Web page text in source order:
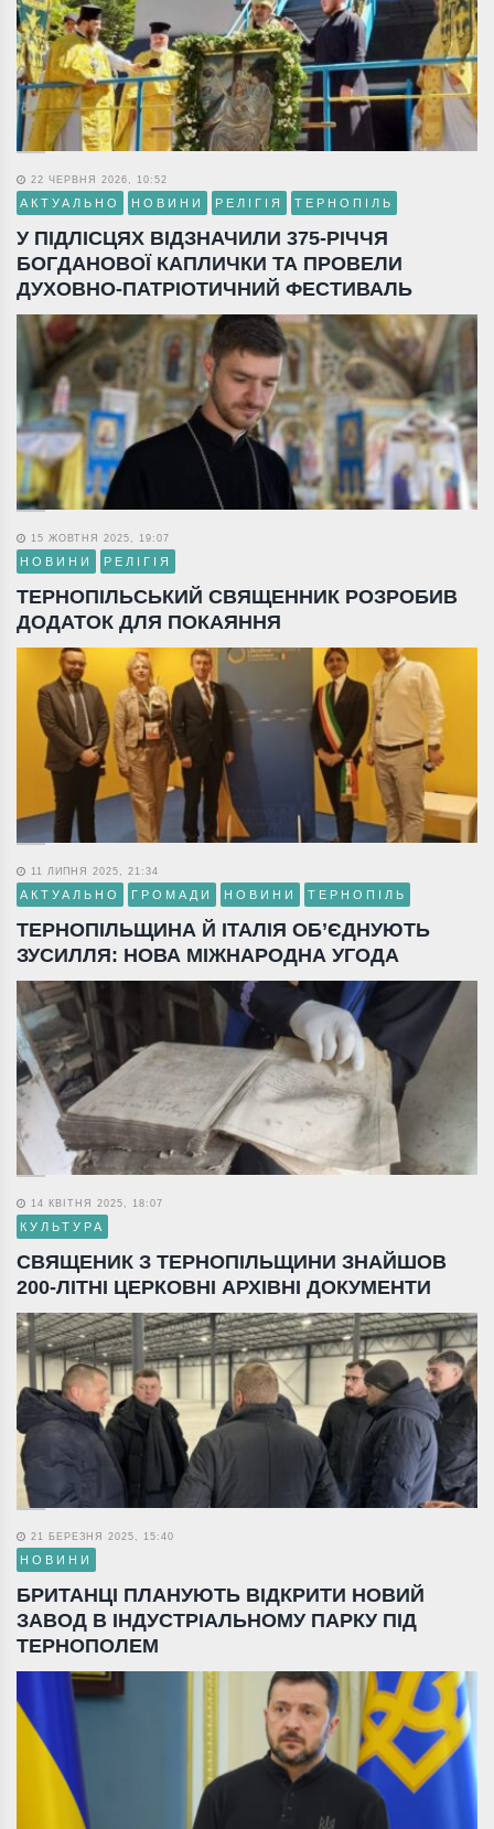
22 ЧЕРВНЯ 2026, 10:52
АКТУАЛЬНО НОВИНИ РЕЛІГІЯ ТЕРНОПІЛЬ
У ПІДЛІСЦЯХ ВІДЗНАЧИЛИ 375-РІЧЧЯ
БОГДАНОВОЇ КАПЛИЧКИ ТА ПРОВЕЛИ
ДУХОВНО-ПАТРІОТИЧНИЙ ФЕСТИВАЛЬ
15 ЖОВТНЯ 2025, 19:07
НОВИНИ РЕЛІГІЯ
ТЕРНОПІЛЬСЬКИЙ СВЯЩЕННИК РОЗРОБИВ
ДОДАТОК ДЛЯ ПОКАЯННЯ
11 ЛИПНЯ 2025, 21:34
АКТУАЛЬНО ГРОМАДИ НОВИНИ ТЕРНОПІЛЬ
ТЕРНОПІЛЬЩИНА Й ІТАЛІЯ ОБ’ЄДНУЮТЬ
ЗУСИЛЛЯ: НОВА МІЖНАРОДНА УГОДА
14 КВІТНЯ 2025, 18:07
КУЛЬТУРА
СВЯЩЕНИК З ТЕРНОПІЛЬЩИНИ ЗНАЙШОВ
200-ЛІТНІ ЦЕРКОВНІ АРХІВНІ ДОКУМЕНТИ
21 БЕРЕЗНЯ 2025, 15:40
НОВИНИ
БРИТАНЦІ ПЛАНУЮТЬ ВІДКРИТИ НОВИЙ
ЗАВОД В ІНДУСТРІАЛЬНОМУ ПАРКУ ПІД
ТЕРНОПОЛЕМ